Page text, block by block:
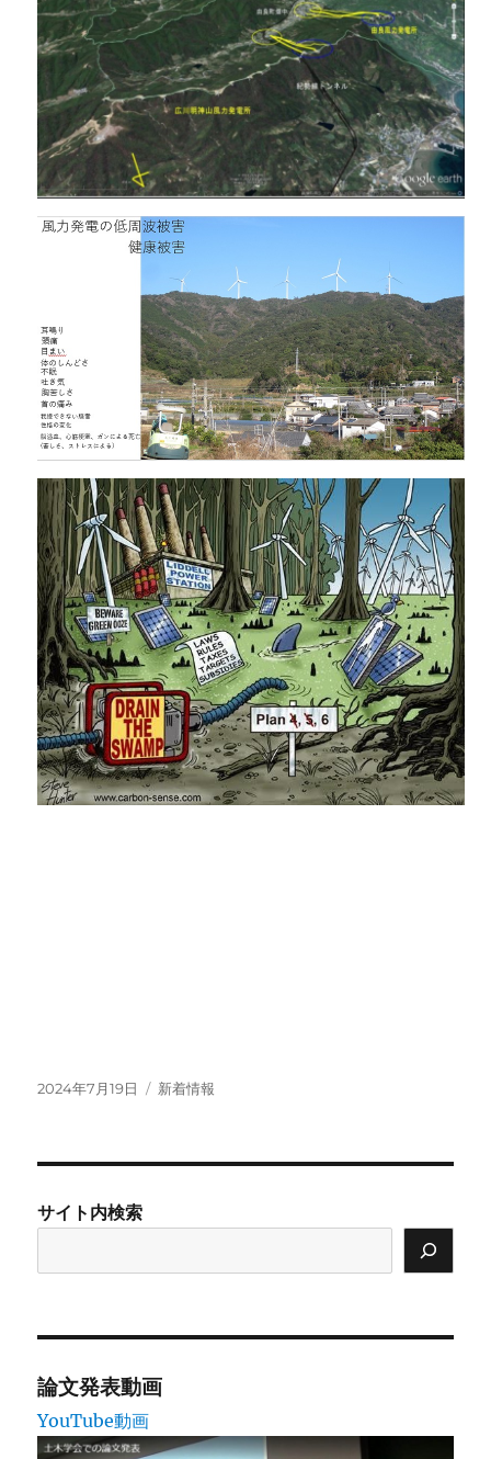
投
2024年7月19日
カ
新着情報
サイト内検索
論文発表動画
YouTube動画